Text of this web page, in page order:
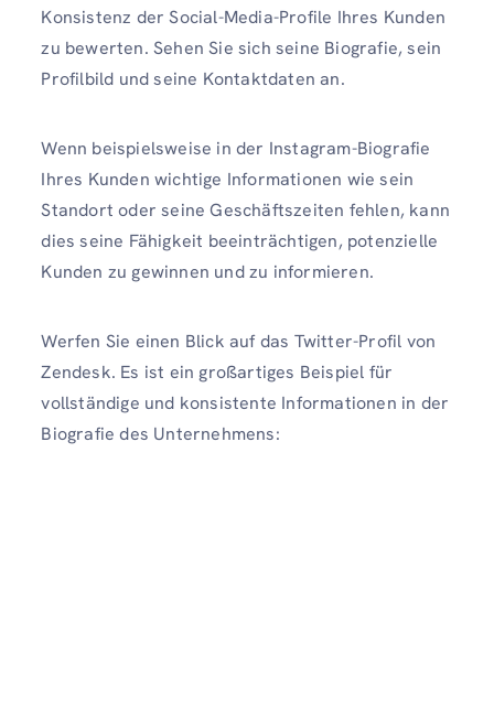
Konsistenz der Social-Media-Profile Ihres Kunden
zu bewerten. Sehen Sie sich seine Biografie, sein
Profilbild und seine Kontaktdaten an.
Wenn beispielsweise in der Instagram-Biografie
Ihres Kunden wichtige Informationen wie sein
Standort oder seine Geschäftszeiten fehlen, kann
dies seine Fähigkeit beeinträchtigen, potenzielle
Kunden zu gewinnen und zu informieren.
Werfen Sie einen Blick auf das Twitter-Profil von
Zendesk. Es ist ein großartiges Beispiel für
vollständige und konsistente Informationen in der
Biografie des Unternehmens: